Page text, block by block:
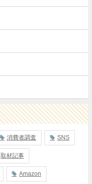
消費者調査 SNS
取材記事
Amazon